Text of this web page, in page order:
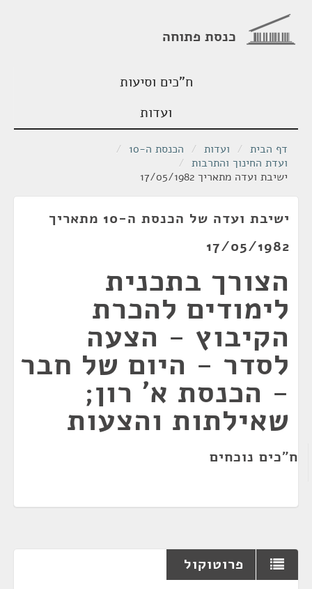
כנסת פתוחה
ח"כים וסיעות
ועדות
דף הבית / ועדות / הכנסת ה-10
/
ועדת החינוך והתרבות /
ישיבת ועדה מתאריך 17/05/1982
ישיבת ועדה של הכנסת ה-10 מתאריך
17/05/1982
הצורך בתכנית
לימודים להכרת
הקיבוץ - הצעה
לסדר - היום של חבר
- הכנסת א' רון;
שאילתות והצעות
ח"כים נוכחים
פרוטוקול